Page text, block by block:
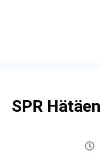
SPR